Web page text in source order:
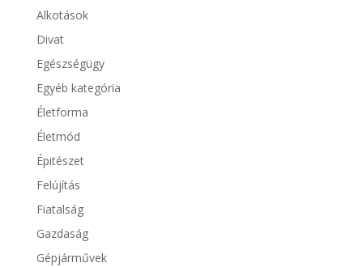
Alkotások
Divat
Egészségügy
Egyéb kategória
Életforma
Életmód
Épitészet
Felújítás
Fiatalság
Gazdaság
Gépjárművek